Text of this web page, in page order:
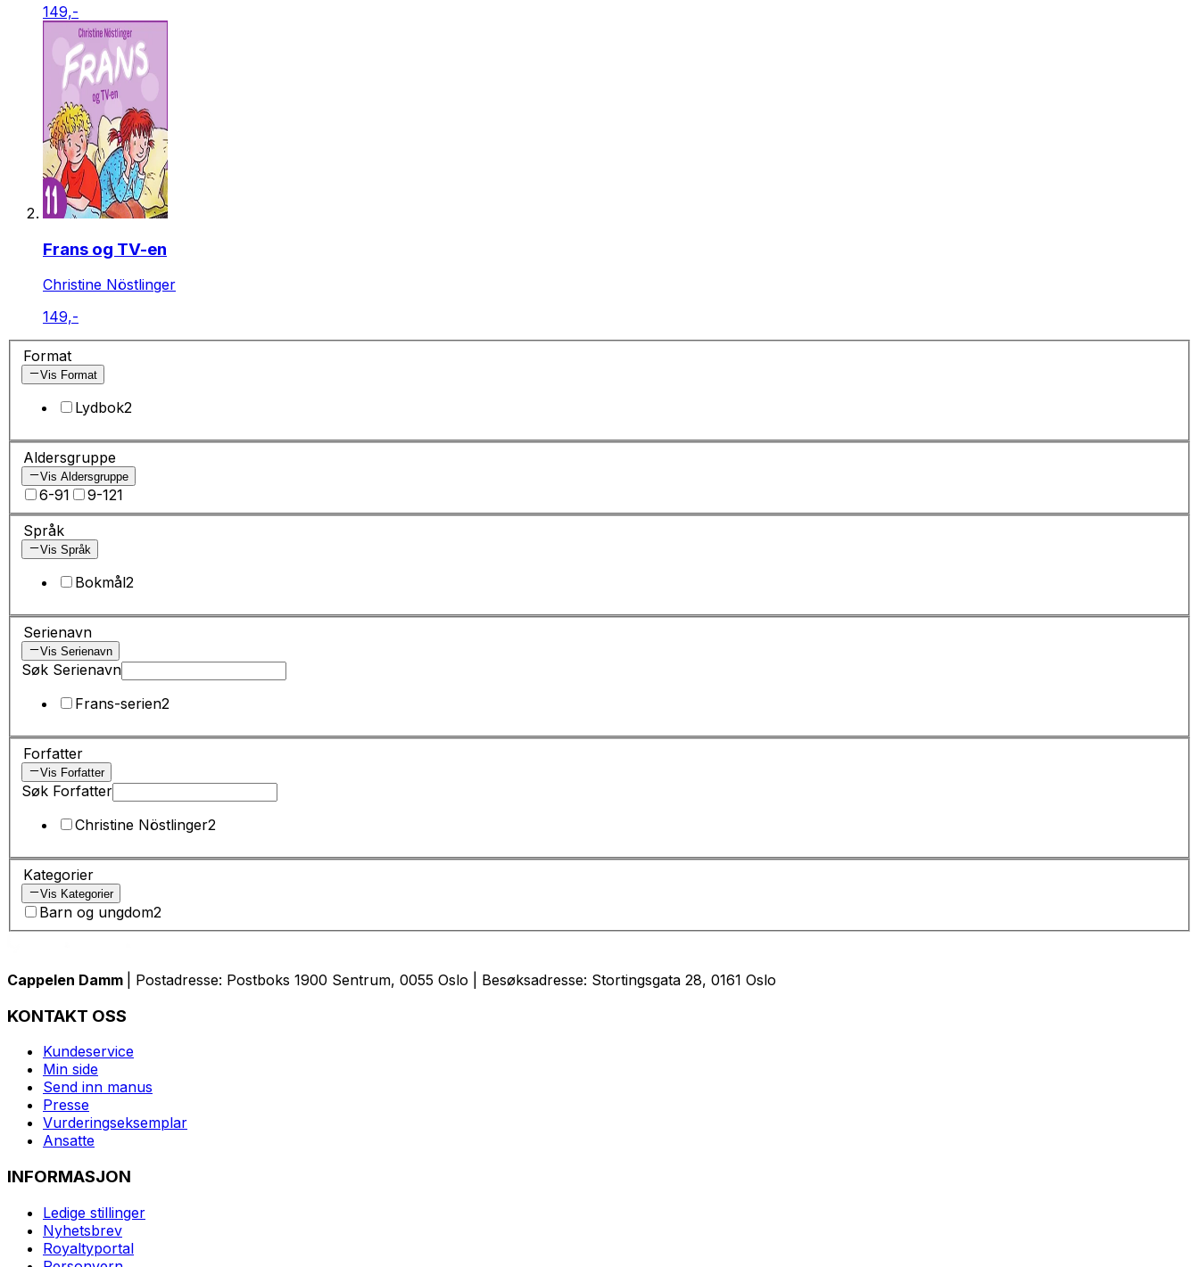
149,-
Frans og TV-en
Christine Nöstlinger
149,-
Format
Vis Format
Lydbok2
Aldersgruppe
Vis Aldersgruppe
6-91 9-121
Språk
Vis Språk
Bokmål2
Serienavn
Vis Serienavn
Søk Serienavn
Frans-serien2
Forfatter
Vis Forfatter
Søk Forfatter
Christine Nöstlinger2
Kategorier
Vis Kategorier
Barn og ungdom2
Cappelen Damm | Postadresse: Postboks 1900 Sentrum, 0055 Oslo | Besøksadresse: Stortingsgata 28, 0161 Oslo
KONTAKT OSS
Kundeservice
Min side
Send inn manus
Presse
Vurderingseksemplar
Ansatte
INFORMASJON
Ledige stillinger
Nyhetsbrev
Royaltyportal